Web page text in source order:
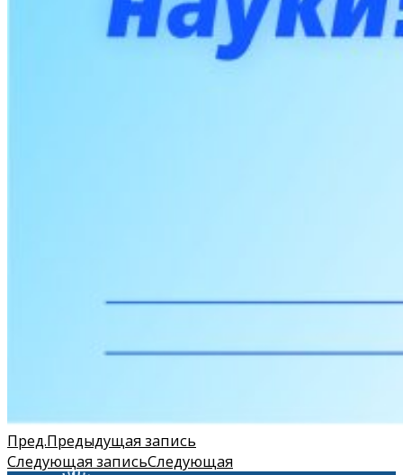
Пред.Предыдущая запись
Следующая записьСледующая